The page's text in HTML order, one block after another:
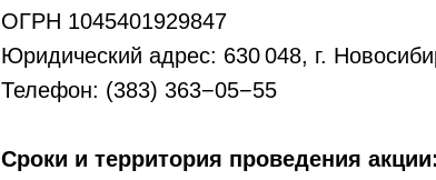
ОГРН 1045401929847
Юридический адрес: 630 048, г.
Телефон: (383) 363−05−55
Сроки и территория проведения акции: